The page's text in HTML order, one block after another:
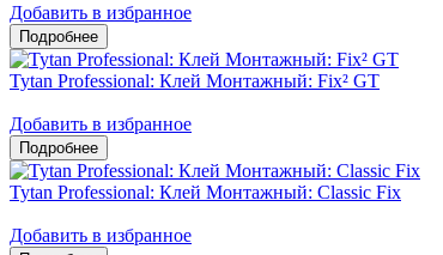
Добавить в избранное
Tytan Professional: Клей Монтажный: Fix² GT
Добавить в избранное
Tytan Professional: Клей Монтажный: Classic Fix
Добавить в избранное